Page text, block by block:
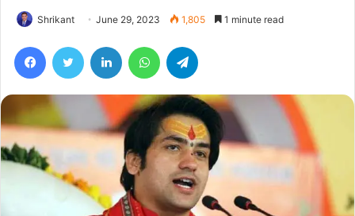
Shrikant June 29, 2023 1,805 1 minute read